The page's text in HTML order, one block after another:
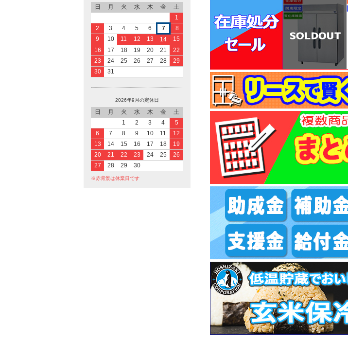
日 月 火 水 木 金
土
1
2
3 4 5 6 7
8
9
10 11 12 13 14
15
16
17 18 19 20 21
22
23
24 25 26 27 28
29
30
31
2026年9月の定休日
日 月 火 水 木 金
土
1
2 3 4
5
6
7 8 9 10 11
12
13
14 15 16 17 18
19
20
21 22 23 24 25
26
27
28 29 30
※赤背景は休業日です